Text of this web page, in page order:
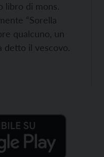
libro di mons.
“Sorella
qualcuno, un
detto il vescovo.